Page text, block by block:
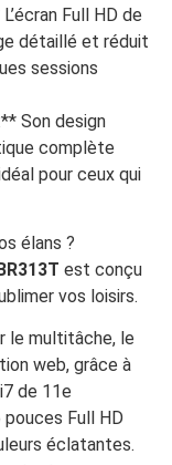
Full HD de
détaillé et réduit
sessions
Son design
complète
pour ceux qui
élans ?
est conçu
vos loisirs.
le multitâche, le
web, grâce à
de 11e
Full HD
éclatantes.